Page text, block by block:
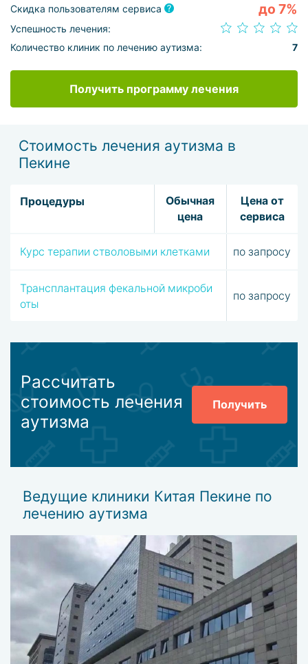
Скидка пользователям сервиса
до 7%
Успешность лечения:
Количество клиник по лечению аутизма:
7
Получить программу лечения
Стоимость лечения аутизма в
Пекине
Процедуры
Обычная
цена
Цена от
сервиса
Курс терапии стволовыми клетками по запросу
Трансплантация фекальной микроби
оты
по запросу
Рассчитать
стоимость лечения
аутизма
Получить
Ведущие клиники Китая Пекине по
лечению аутизма